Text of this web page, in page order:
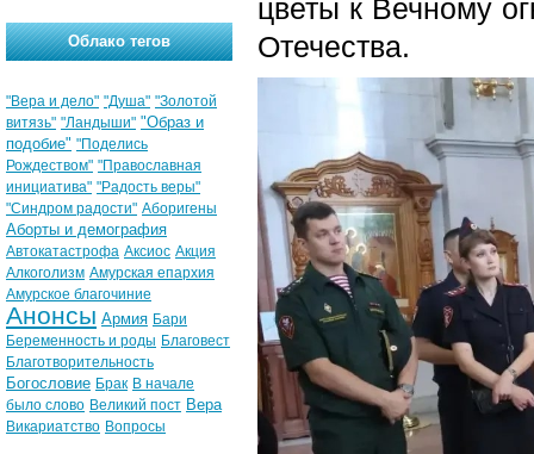
цветы к Вечному
Отечества.
Облако тегов
"Вера и дело" "Душа" "Золотой
витязь" "Ландыши" "Образ и
подобие" "Поделись
Рождеством" "Православная
инициатива" "Радость веры"
"Синдром радости" Аборигены
Аборты и демография
Автокатастрофа Аксиос Акция
Алкоголизм Амурская епархия
Амурское благочиние
Анонсы Армия Бари
Беременность и роды Благовест
Благотворительность
Богословие Брак В начале
было слово Великий пост Вера
Викариатство Вопросы